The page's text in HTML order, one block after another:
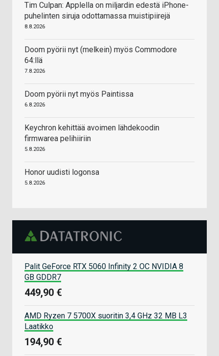
Tim Culpan: Applella on miljardin edestä iPhone-
puhelinten siruja odottamassa muistipiirejä
8.8.2026
Doom pyörii nyt (melkein) myös Commodore
64:llä
7.8.2026
Doom pyörii nyt myös Paintissa
6.8.2026
Keychron kehittää avoimen lähdekoodin
firmwarea pelihiiriin
5.8.2026
Honor uudisti logonsa
5.8.2026
Palit GeForce RTX 5060 Infinity 2 OC NVIDIA 8
GB GDDR7
449,90 €
AMD Ryzen 7 5700X suoritin 3,4 GHz 32 MB L3
Laatikko
194,90 €